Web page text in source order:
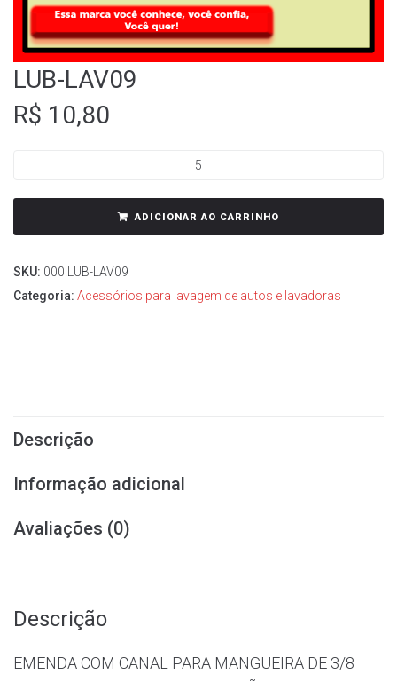
LUB-LAV09
R$ 10,80
ADICIONAR AO CARRINHO
SKU: 000.LUB-LAV09
Categoria: Acessórios para lavagem de autos e lavadoras
Descrição
Informação adicional
Avaliações (0)
Descrição
EMENDA COM CANAL PARA MANGUEIRA DE 3/8